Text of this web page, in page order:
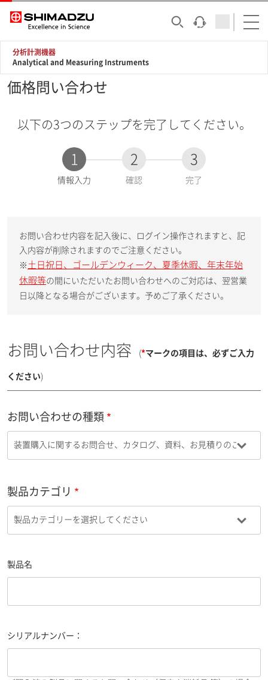
分析計測機器
Analytical and Measuring Instruments
価格問い合わせ
以下の3つのステップを完了してください。
1
現
情報入力
2
確認
3
完了
お問い合わせ内容を記入後に、ログイン操作されますと、記
入内容が削除されますのでご注意ください。
※ 土日祝日、ゴールデンウィーク、夏季休暇、年末年始
休暇等の間にいただいたお問い合わせへのご対応は、翌営業
日以降となる場合がございます。予めご了承ください。
お問い合わせ内容 (*マークの項目は、必ずご入力
ください)
お問い合わせの種類
製品カテゴリ
製品名
シリアルナンバー：